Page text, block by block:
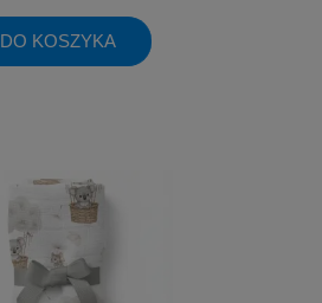
DO KOSZYKA